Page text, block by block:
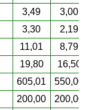
3,49 3,00
3,30 2,19
11,01 8,79
19,80 16,50
605,01 550,00
200,00 200,00